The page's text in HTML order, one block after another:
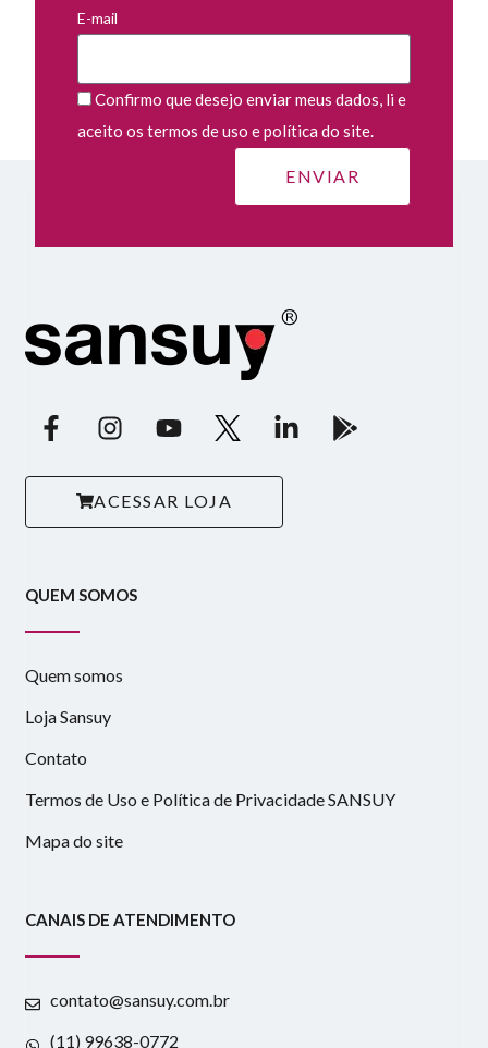
E-mail
Confirmo que desejo enviar meus dados, li e
aceito os termos de uso e política do site.
ACESSAR LOJA
QUEM SOMOS
Quem somos
Loja Sansuy
Contato
Termos de Uso e Política de Privacidade SANSUY
Mapa do site
CANAIS DE ATENDIMENTO
contato@sansuy.com.br
(11) 99638-0772